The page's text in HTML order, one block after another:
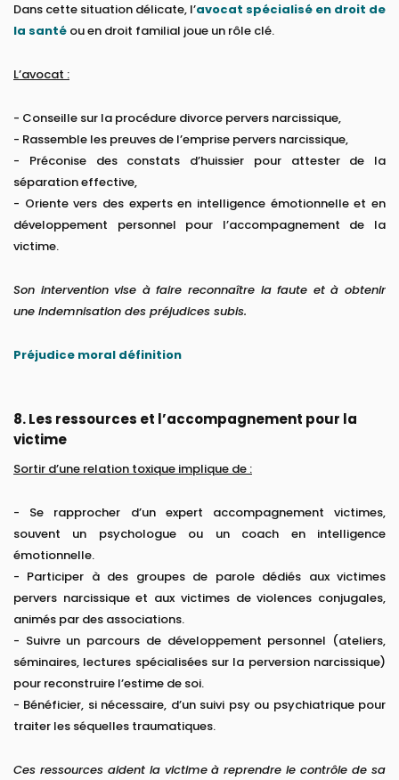
Dans cette situation délicate, l’avocat spécialisé en droit de
la santé ou en droit familial joue un rôle clé.
L’avocat :
- Conseille sur la procédure divorce pervers narcissique,
- Rassemble les preuves de l’emprise pervers narcissique,
- Préconise des constats d’huissier pour attester de la
séparation effective,
- Oriente vers des experts en intelligence émotionnelle et en
développement personnel pour l’accompagnement de la
victime.
Son intervention vise à faire reconnaître la faute et à obtenir
une indemnisation des préjudices subis.
Préjudice moral définition
8. Les ressources et l’accompagnement pour la
victime
Sortir d’une relation toxique implique de :
- Se rapprocher d’un expert accompagnement victimes,
souvent un psychologue ou un coach en intelligence
émotionnelle.
- Participer à des groupes de parole dédiés aux victimes
pervers narcissique et aux victimes de violences conjugales,
animés par des associations.
- Suivre un parcours de développement personnel (ateliers,
séminaires, lectures spécialisées sur la perversion narcissique)
pour reconstruire l’estime de soi.
- Bénéficier, si nécessaire, d’un suivi psy ou psychiatrique pour
traiter les séquelles traumatiques.
Ces ressources aident la victime à reprendre le contrôle de sa